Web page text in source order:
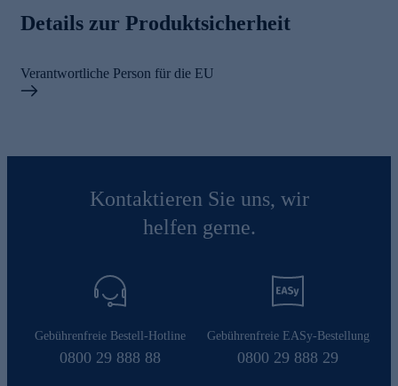
Details zur Produktsicherheit
Verantwortliche Person für die EU
Kontaktieren Sie uns, wir
helfen gerne.
Gebührenfreie Bestell-Hotline
0800 29 888 88
Gebührenfreie EASy-Bestellung
0800 29 888 29